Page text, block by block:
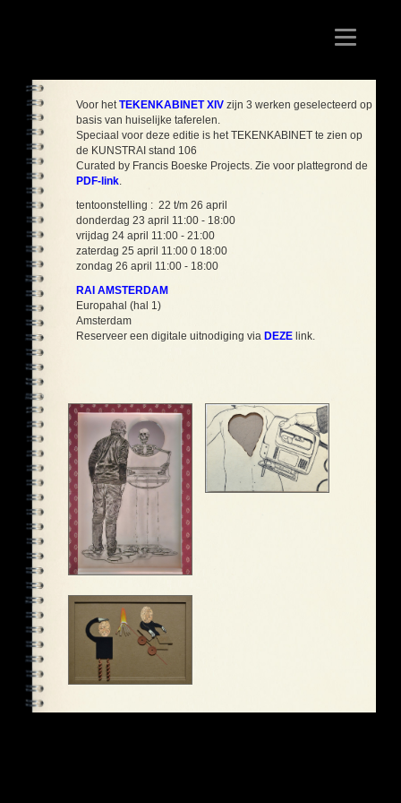
Toggle
navigation
Voor hetTEKENKABINET XIV zijn 3 werken geselecteerd op
basis van huiselijke taferelen.
Speciaal voor deze editie is het TEKENKABINET te zien op
de KUNSTRAI stand 106
Curated by Francis Boeske Projects. Zie voor plattegrond de
PDF-link.
tentoonstelling : 22 t/m 26 april
donderdag 23 april 11:00 - 18:00
vrijdag 24 april 11:00 - 21:00
zaterdag 25 april 11:00 0 18:00
zondag 26 april 11:00 - 18:00
RAI AMSTERDAM
Europahal (hal 1)
Amsterdam
Reserveer een digitale uitnodiging via DEZE link.